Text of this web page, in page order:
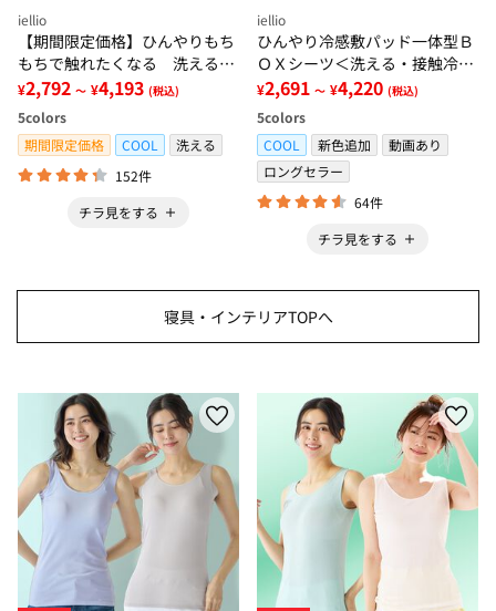
iellio
【期間限定価格】ひんやりもち
もちで触れたくなる 洗えるラ
グ＜低反発・滑りにくい・接触
冷感・防ダニ・カーペット＞
¥2,792 ～ ¥4,193 (税込)
5colors
期間限定価格
COOL
洗える
152件
チラ見をする
iellio
ひんやり冷感敷パッド一体型Ｂ
ＯＸシーツ＜洗える・接触冷
感・抗菌防臭・時短・家事楽・
ボックスシーツ・寝苦しさ対策
＞
¥2,691 ～ ¥4,220 (税込)
5colors
COOL
新色追加
動画あり
ロングセラー
64件
チラ見をする
寝具・インテリアTOPへ